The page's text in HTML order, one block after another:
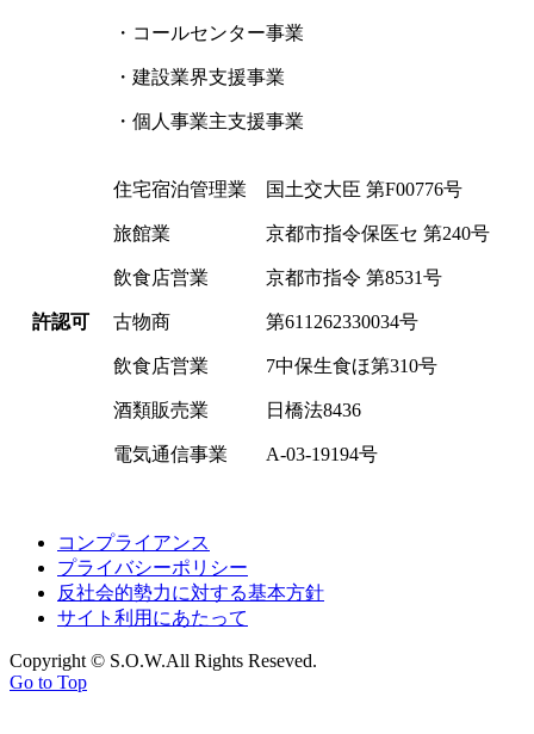
・コールセンター事業
・建設業界支援事業
・個人事業主支援事業
許認可
住宅宿泊管理業 国土交大臣 第F00776号
旅館業 京都市指令保医セ 第240号
飲食店営業 京都市指令 第8531号
古物商 第611262330034号
飲食店営業 7中保生食ほ第310号
酒類販売業 日橋法8436
電気通信事業 A-03-19194号
コンプライアンス
プライバシーポリシー
反社会的勢力に対する基本方針
サイト利用にあたって
Copyright © S.O.W.All Rights Reseved.
Go to Top